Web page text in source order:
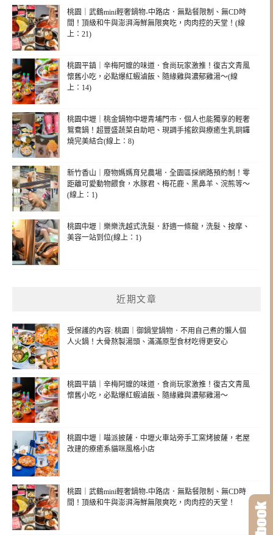
桃園｜武鶴mini輕奢鍋物-中路店．無點餐限制、無CD時
間！頂級和牛與澎湃海鮮無限爽吃，肉肉控的天堂！(線
上：21)
桃園平鎮｜辛梅阿嬤的味道．食尚玩家激推！復古文青風
懷舊小吃，必點爆紅蝦滷飯、隨緣雞與濃郁雞湯～(線
上：14)
桃園中壢｜桃金鍋物中壢青埔門市．個人也能獨享的輕奢
鴛鴦鍋！超豐盛蔬菜自助吧、現調手搖飲與療癒生乳銅鑼
燒完美結合(線上：8)
新竹香山｜廢物媽媽育兒農場．全園區採網路預約制！零
距離可愛動物餵食，水豚君、梅花鹿、黑鼻羊、浣熊等～
(線上：1)
桃園中壢｜樂樂洗越式洗髮．舒適一條龍，洗髮、按摩、
美容一站到位(線上：1)
近期文章
受保護的內容: 桃園｜御鍋堂鍋物．不用自己煮的懶人個
人火鍋！大骨熬製湯頭、滿滿原型食材吃得更安心
桃園平鎮｜辛梅阿嬤的味道．食尚玩家激推！復古文青風
懷舊小吃，必點爆紅蝦滷飯、隨緣雞與濃郁雞湯～
桃園中壢｜喵派披薩．中壢火車站旁手工窯烤披薩，老屋
改建的療癒系貓咪風格小店
桃園｜武鶴mini輕奢鍋物-中路店．無點餐限制、無CD時
間！頂級和牛與澎湃海鮮無限爽吃，肉肉控的天堂！